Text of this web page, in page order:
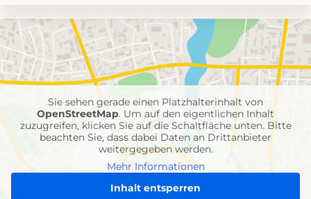
Umgebungskarte
mit
Feuerwehr-
Einheiten
Sie sehen gerade einen Platzhalterinhalt von
OpenStreetMap. Um auf den eigentlichen Inhalt
zuzugreifen, klicken Sie auf die Schaltfläche unten. Bitte
beachten Sie, dass dabei Daten an Drittanbieter
weitergegeben werden.
Mehr Informationen
Inhalt entsperren